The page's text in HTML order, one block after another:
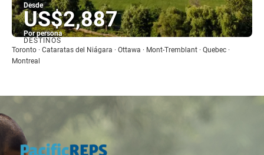
Desde
US$2,887
Por persona
Ver
DESTINOS
Toronto · Cataratas del Niágara · Ottawa · Mont-Tremblant · Quebec ·
Montreal